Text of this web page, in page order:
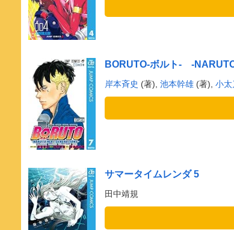
BORUTO-ボルト- -
岸本斉史 (著), 池本幹雄(著), 小太
サマータイムレンダ 5
田中靖規